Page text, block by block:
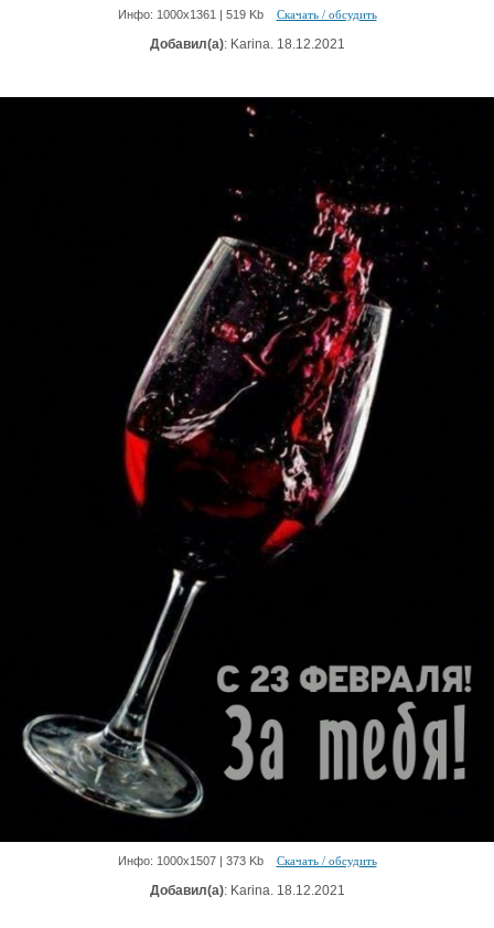
Инфо: 1000х1361 | 519 Kb Скачать / обсудить
Добавил(а): Karina. 18.12.2021
Инфо: 1000х1507 | 373 Kb Скачать / обсудить
Добавил(а): Karina. 18.12.2021